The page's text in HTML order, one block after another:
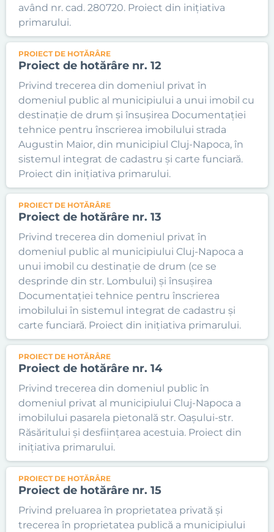
având nr. cad. 280720. Proiect din inițiativa
primarului.
PROIECT DE HOTĂRÂRE
Proiect de hotărâre nr. 12
Privind trecerea din domeniul privat în
domeniul public al municipiului a unui imobil cu
destinație de drum și însușirea Documentației
tehnice pentru înscrierea imobilului strada
Augustin Maior, din municipiul Cluj-Napoca, în
sistemul integrat de cadastru și carte funciară.
Proiect din inițiativa primarului.
PROIECT DE HOTĂRÂRE
Proiect de hotărâre nr. 13
Privind trecerea din domeniul privat în
domeniul public al municipiului Cluj-Napoca a
unui imobil cu destinație de drum (ce se
desprinde din str. Lombului) și însușirea
Documentației tehnice pentru înscrierea
imobilului în sistemul integrat de cadastru și
carte funciară. Proiect din inițiativa primarului.
PROIECT DE HOTĂRÂRE
Proiect de hotărâre nr. 14
Privind trecerea din domeniul public în
domeniul privat al municipiului Cluj-Napoca a
imobilului pasarela pietonală str. Oașului-str.
Răsăritului și desființarea acestuia. Proiect din
inițiativa primarului.
PROIECT DE HOTĂRÂRE
Proiect de hotărâre nr. 15
Privind preluarea în proprietatea privată și
trecerea în proprietatea publică a municipiului